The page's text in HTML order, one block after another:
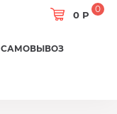
0 Р
0
САМОВЫВОЗ